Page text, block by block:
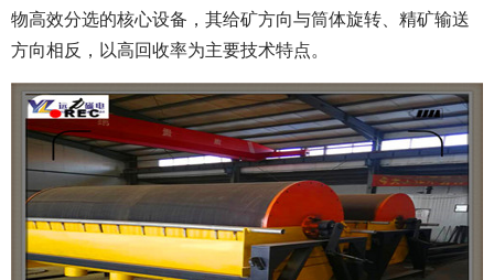
物高效分选的核心设备，其给矿方向与筒体旋转、精矿输送
方向相反，以高回收率为主要技术特点。